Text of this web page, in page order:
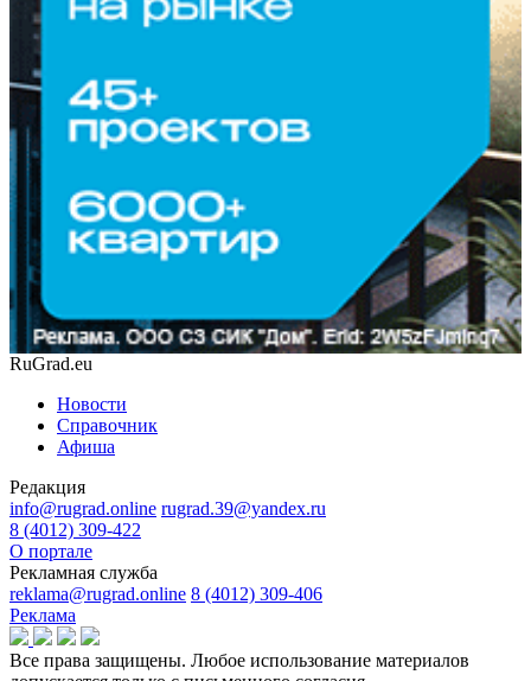
RuGrad.eu
Новости
Справочник
Афиша
Редакция
info@rugrad.online rugrad.39@yandex.ru
8 (4012) 309-422
О портале
Рекламная служба
reklama@rugrad.online 8 (4012) 309-406
Реклама
Все права защищены. Любое использование материалов